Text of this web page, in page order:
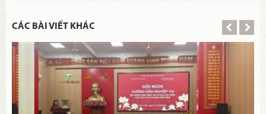
CÁC BÀI VIẾT KHÁC